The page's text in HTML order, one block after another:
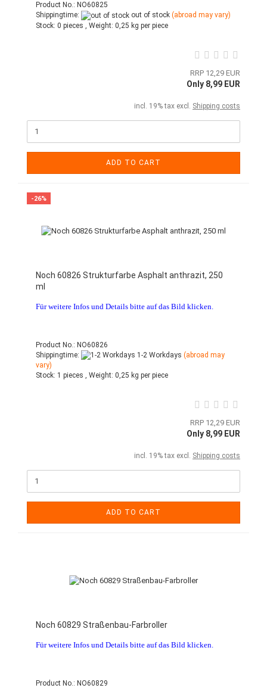
Product No.: NO60825
Shippingtime:
out of stock (abroad may vary)
Stock: 0 pieces , Weight: 0,25 kg per piece
RRP 12,29 EUR
Only 8,99 EUR
incl. 19% tax excl. Shipping costs
ADD TO CART
-26%
Noch 60826 Strukturfarbe Asphalt anthrazit, 250
ml
Für weitere Infos und Details bitte auf das Bild klicken.
Product No.: NO60826
Shippingtime:
1-2 Workdays (abroad may
vary)
Stock: 1 pieces , Weight: 0,25 kg per piece
RRP 12,29 EUR
Only 8,99 EUR
incl. 19% tax excl. Shipping costs
ADD TO CART
Noch 60829 Straßenbau-Farbroller
Für weitere Infos und Details bitte auf das Bild klicken.
Product No.: NO60829